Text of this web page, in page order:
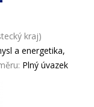
kraj)
a energetika,
Plný úvazek